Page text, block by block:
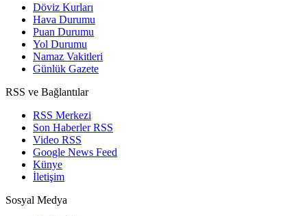
Döviz Kurları
Hava Durumu
Puan Durumu
Yol Durumu
Namaz Vakitleri
Günlük Gazete
RSS ve Bağlantılar
RSS Merkezi
Son Haberler RSS
Video RSS
Google News Feed
Künye
İletişim
Sosyal Medya